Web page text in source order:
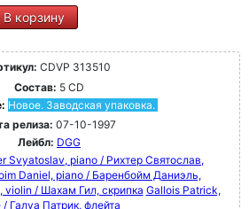
В корзину
CDVP 313510
Состав: 5 CD
Новое. Заводская упаковка.
релиза: 07-10-1997
Лейбл: DGG
Svyatoslav, piano / Рихтер Святослав,
Daniel, piano / Баренбойм Даниэль,
violin / Шахам Гил, скрипка Gallois Patrick,
Галуа Патрик, флейта